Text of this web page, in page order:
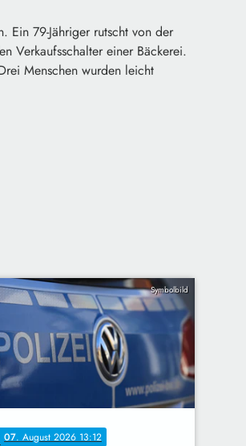
Ein 79-Jähriger rutscht von der
Verkaufsschalter einer Bäckerei.
Menschen wurden leicht
Symbolbild
07. August 2026 13:12